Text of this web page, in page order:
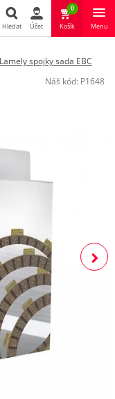
Hledat
Hledat Účet
0
Košík Menu
Lamely spojky sada EBC
Náš kód: P1648